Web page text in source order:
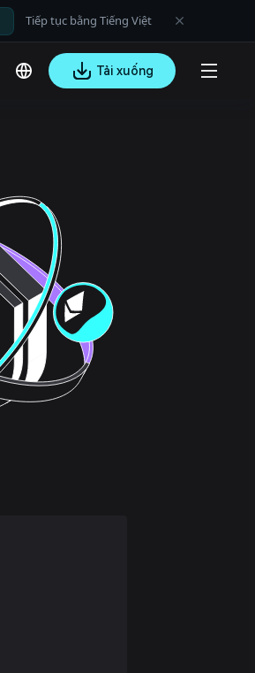
Tiếp tục bằng Tiếng Việt
Tải xuống